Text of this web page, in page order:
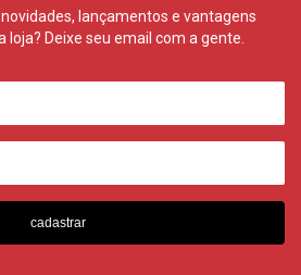
lançamentos e vantagens
loja? Deixe seu email com a gente.
cadastrar